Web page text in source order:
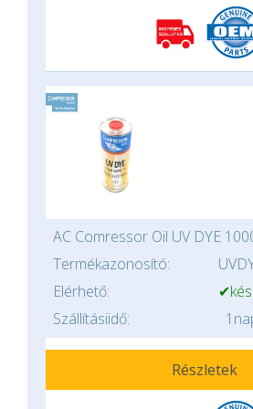
AC Comressor Oil UV DYE
Termékazonosító:
Elérhető:
Szállításiidő:
Részletek